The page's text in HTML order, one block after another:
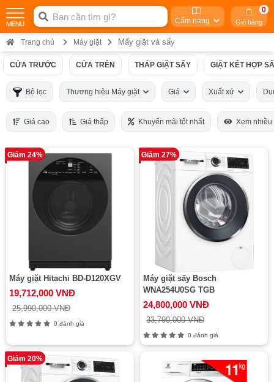
Cẩm nang Giỏ hàng
0
Trang chủ Máy giặt Mấy giặt và sấy
CỬA TRƯỚC CỬA TRÊN THÁP GIẶT SẤY GIẶT KẾT HỢP
Bộ lọc Thương hiệu Máy giặt Giá Xuất xứ
Giá cao Giá thấp Khuyến mãi tốt nhất Xem nhiều
Giảm 24%
Máy giặt Hitachi BD-D120XGV
19,712,000 VNĐ
25,990,000 VNĐ
0 đánh giá
Giảm 27%
Máy giặt sấy Bosch
WNA254U0SG TGB
24,800,000 VNĐ
33,790,000 VNĐ
0 đánh giá
Giảm 20%